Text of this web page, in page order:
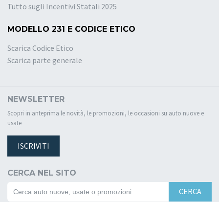
Tutto sugli Incentivi Statali 2025
MODELLO 231 E CODICE ETICO
Scarica Codice Etico
Scarica parte generale
NEWSLETTER
Scopri in anteprima le novità, le promozioni, le occasioni su auto nuove e
usate
ISCRIVITI
CERCA NEL SITO
CERCA